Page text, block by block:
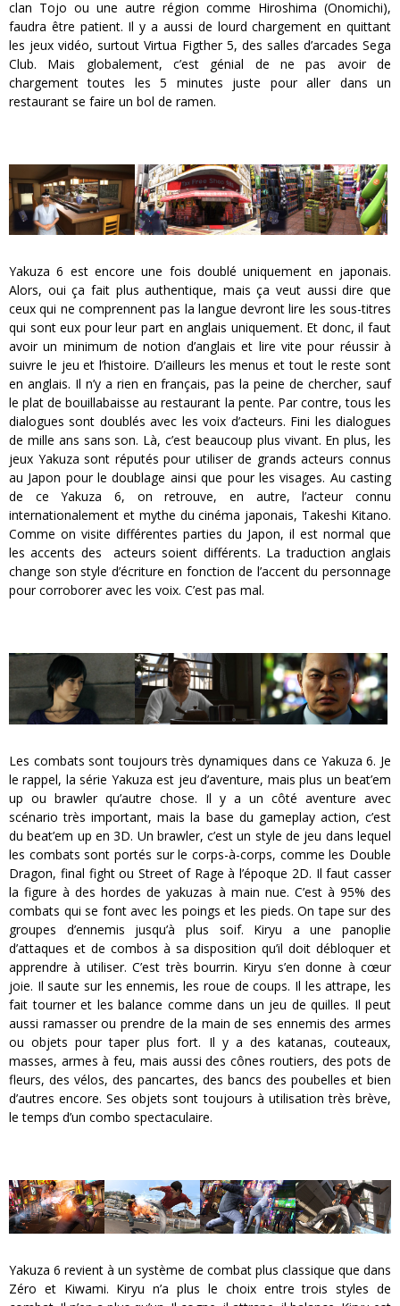
clan Tojo ou une autre région comme Hiroshima (Onomichi),
faudra être patient. Il y a aussi de lourd chargement en quittant
les jeux vidéo, surtout Virtua Figther 5, des salles d’arcades Sega
Club. Mais globalement, c’est génial de ne pas avoir de
chargement toutes les 5 minutes juste pour aller dans un
restaurant se faire un bol de ramen.
Yakuza 6 est encore une fois doublé uniquement en japonais.
Alors, oui ça fait plus authentique, mais ça veut aussi dire que
ceux qui ne comprennent pas la langue devront lire les sous-titres
qui sont eux pour leur part en anglais uniquement. Et donc, il faut
avoir un minimum de notion d’anglais et lire vite pour réussir à
suivre le jeu et l’histoire. D’ailleurs les menus et tout le reste sont
en anglais. Il n’y a rien en français, pas la peine de chercher, sauf
le plat de bouillabaisse au restaurant la pente. Par contre, tous les
dialogues sont doublés avec les voix d’acteurs. Fini les dialogues
de mille ans sans son. Là, c’est beaucoup plus vivant. En plus, les
jeux Yakuza sont réputés pour utiliser de grands acteurs connus
au Japon pour le doublage ainsi que pour les visages. Au casting
de ce Yakuza 6, on retrouve, en autre, l’acteur connu
internationalement et mythe du cinéma japonais, Takeshi Kitano.
Comme on visite différentes parties du Japon, il est normal que
les accents des acteurs soient différents. La traduction anglais
change son style d’écriture en fonction de l’accent du personnage
pour corroborer avec les voix. C’est pas mal.
Les combats sont toujours très dynamiques dans ce Yakuza 6. Je
le rappel, la série Yakuza est jeu d’aventure, mais plus un beat’em
up ou brawler qu’autre chose. Il y a un côté aventure avec
scénario très important, mais la base du gameplay action, c’est
du beat’em up en 3D. Un brawler, c’est un style de jeu dans lequel
les combats sont portés sur le corps-à-corps, comme les Double
Dragon, final fight ou Street of Rage à l’époque 2D. Il faut casser
la figure à des hordes de yakuzas à main nue. C’est à 95% des
combats qui se font avec les poings et les pieds. On tape sur des
groupes d’ennemis jusqu’à plus soif. Kiryu a une panoplie
d’attaques et de combos à sa disposition qu’il doit débloquer et
apprendre à utiliser. C’est très bourrin. Kiryu s’en donne à cœur
joie. Il saute sur les ennemis, les roue de coups. Il les attrape, les
fait tourner et les balance comme dans un jeu de quilles. Il peut
aussi ramasser ou prendre de la main de ses ennemis des armes
ou objets pour taper plus fort. Il y a des katanas, couteaux,
masses, armes à feu, mais aussi des cônes routiers, des pots de
fleurs, des vélos, des pancartes, des bancs des poubelles et bien
d’autres encore. Ses objets sont toujours à utilisation très brève,
le temps d’un combo spectaculaire.
Yakuza 6 revient à un système de combat plus classique que dans
Zéro et Kiwami. Kiryu n’a plus le choix entre trois styles de